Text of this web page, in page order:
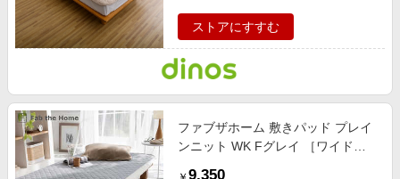
ストアにすすむ
ファブザホーム 敷きパッド プレイ
ンニット WK Fグレイ ［ワイドキ
9,350